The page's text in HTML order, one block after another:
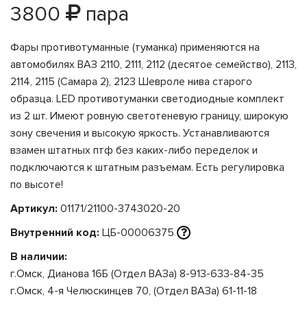
3800 пара
Фары противотуманные (туманка) применяются на
автомобилях ВАЗ 2110, 2111, 2112 (десятое семейство), 2113,
2114, 2115 (Самара 2), 2123 Шевроле нива старого
образца. LED противотуманки светодиодные комплект
из 2 шт. Имеют ровную светотеневую границу, широкую
зону свечения и высокую яркость. Устанавливаются
взамен штатных птф без каких-либо переделок и
подключаются к штатным разъемам. Есть регулировка
по высоте!
Артикул: 01171/21100-3743020-20
Внутренний код: ЦБ-00006375
В наличии:
г.Омск, Дианова 16Б (Отдел ВАЗа) 8-913-633-84-35
г.Омск, 4-я Челюскинцев 70, (Отдел ВАЗа) 61-11-18